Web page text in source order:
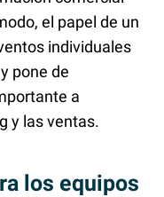
el papel de un
individuales
pone de
a
y las ventas.
los equipos